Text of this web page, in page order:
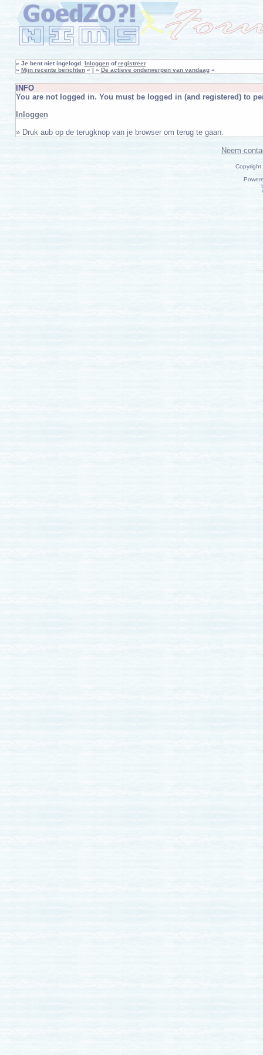
» Je bent niet ingelogd. Inloggenofregistreer
» Mijn recente berichten« | » De actieve onderwerpen van vandaag«
INFO
You are not logged in. You must be logged in (and registered) to
Inloggen
» Druk aub op de terugknop van je browser om terug te gaan.
Neem
Copyright